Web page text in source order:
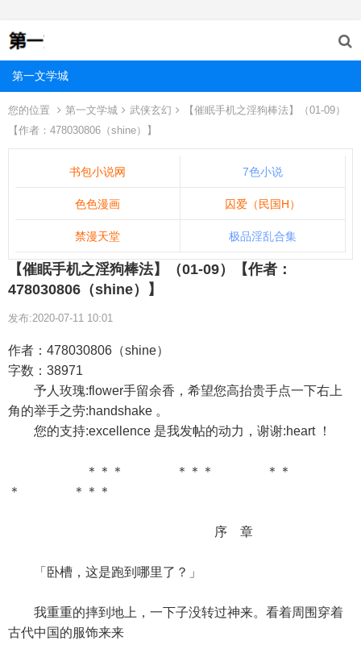
第一文学城
您的位置 第一文学城 武侠玄幻
【催眠手机之淫狗棒法】（01-09）
【作者：478030806（shine）】
书包小说网 7色小说
色色漫画 囚爱（民国H）
禁漫天堂 极品淫乱合集
【催眠手机之淫狗棒法】（01-09）【作者：
478030806（shine）】
发布:2020-07-11 10:01
作者：478030806（shine）
字数：38971
予人玫瑰:flower手留余香，希望您高抬贵手点一下右上
角的举手之劳:handshake 。
您的支持:excellence 是我发帖的动力，谢谢:heart ！
＊＊＊ ＊＊＊ ＊＊
＊ ＊＊＊
序 章
「卧槽，这是跑到哪里了？」
我重重的摔到地上，一下子没转过神来。看着周围穿着
古代中国的服饰来来